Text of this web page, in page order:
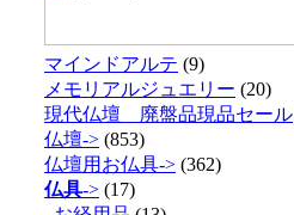
マインドアルテ (9)
メモリアルジュエリー (20)
現代仏壇 廃盤品現品セール
仏壇-> (853)
仏壇用お仏具-> (362)
仏具-> (17)